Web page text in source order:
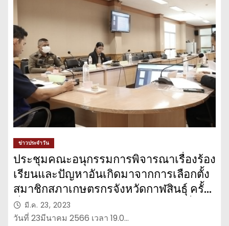
ข่าวประจำวัน
ประชุมคณะอนุกรรมการพิจารณาเรื่องร้อง
เรียนและปัญหาอันเกิดมาจากการเลือกตั้ง
สมาชิกสภาเกษตรกรจังหวัดกาฬสินธุ์ ครั้ง
ที่ 2/2566 กรณีผู้สมัครร้องเรียนกัน ที่
อำเภอกุฉินารายณ์
มี.ค. 23, 2023
วันที่ 23มีนาคม 2566 เวลา 19.0…